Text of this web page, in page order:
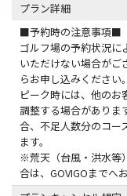
プラン詳細
■予約時の注意事項■
ゴルフ場の予約状況に
いただけない場合がご
らお申し込みください。
ピーク時には、他のお
調整する場合がありま
合、不足人数分のコー
ます。
※荒天（台風・洪水等
合は、GOVIGOまでへ